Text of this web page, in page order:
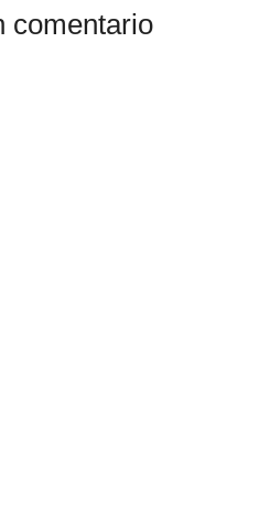
comentario